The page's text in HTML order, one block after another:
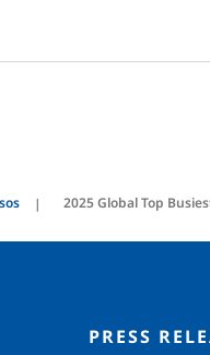
2025 Global Top
PRESS